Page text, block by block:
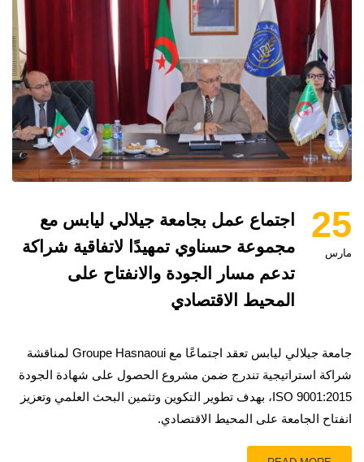
25
مارس
اجتماع عمل بجامعة جيلالي ليابس مع
مجموعة حسناوي تمهيدًا لاتفاقية شراكة
تدعم مسار الجودة والانفتاح على
المحيط الاقتصادي
جامعة جيلالي ليابس تعقد اجتماعًا مع Groupe Hasnaoui لمناقشة
شراكة استراتيجية تندرج ضمن مشروع الحصول على شهادة الجودة
ISO 9001:2015، بهدف تطوير التكوين وتثمين البحث العلمي وتعزيز
انفتاح الجامعة على المحيط الاقتصادي.